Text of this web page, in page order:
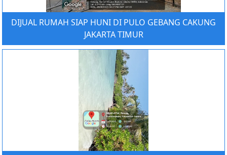
DIJUAL RUMAH SIAP HUNI DI PULO GEBANG CAKUNG
JAKARTA TIMUR